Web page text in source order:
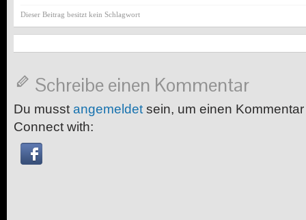
Dieser Beitrag besitzt kein Schlagwort
Schreibe einen Kommentar
Du musst angemeldet sein, um einen
Connect with: